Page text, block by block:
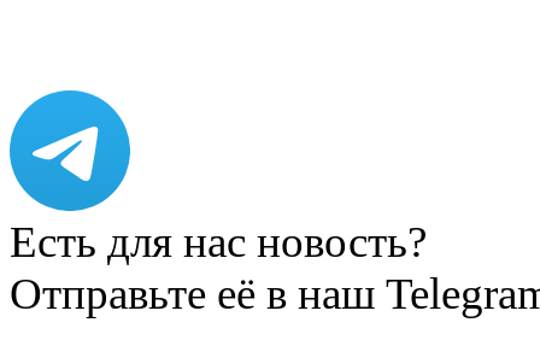
Есть для нас новость?
Отправьте её в наш